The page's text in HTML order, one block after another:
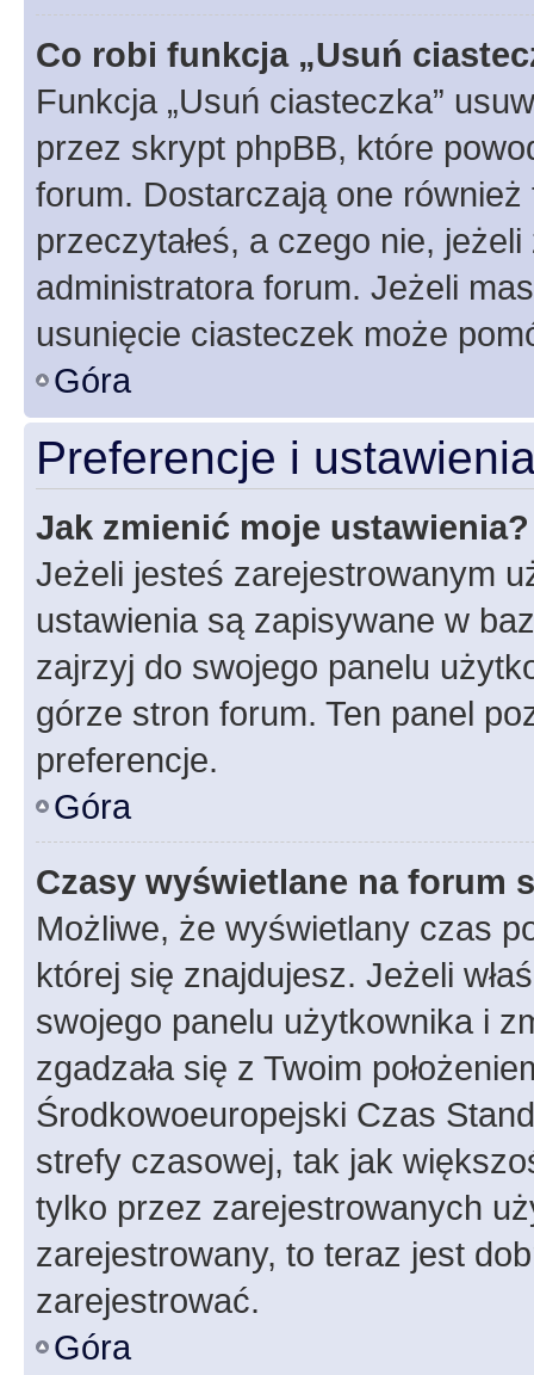
Co robi funkcja „Usuń
Funkcja „Usuń ciasteczka”
przez skrypt phpBB, które
forum. Dostarczają one
przeczytałeś, a czego nie,
administratora forum. Jeżeli
usunięcie ciasteczek może
Góra
Preferencje i
Jak zmienić moje ustawienia?
Jeżeli jesteś zarejestrowanym
ustawienia są zapisywane w
zajrzyj do swojego panelu
górze stron forum. Ten panel
preferencje.
Góra
Czasy wyświetlane na forum
Możliwe, że wyświetlany czas
której się znajdujesz. Jeżeli
swojego panelu użytkownika i
zgadzała się z Twoim
Środkowoeuropejski Czas
strefy czasowej, tak jak
tylko przez zarejestrowanych
zarejestrowany, to teraz jest
zarejestrować.
Góra